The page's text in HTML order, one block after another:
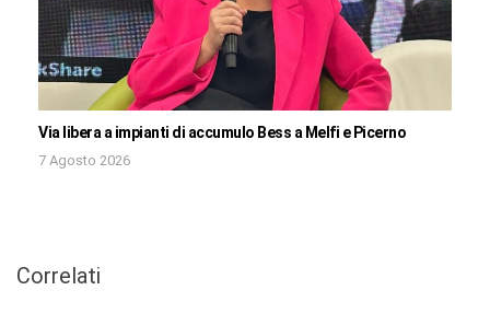
Via libera a impianti di accumulo Bess a Melfi e Picerno
7 Agosto 2026
Correlati